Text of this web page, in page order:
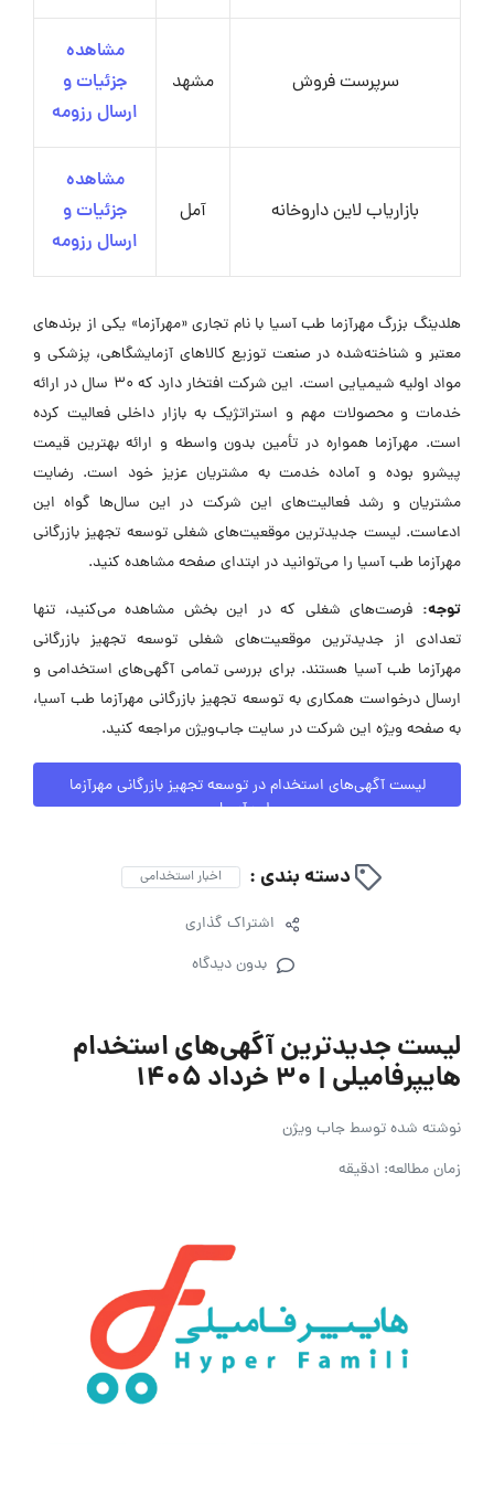
سرپرست فروش مشهد
مشاهده
جزئیات و
ارسال رزومه
بازاریاب لاین داروخانه آمل
مشاهده
جزئیات و
ارسال رزومه
هلدینگ بزرگ مهرآزما طب آسیا با نام تجاری «مهرآزما» یکی از برندهای
معتبر و شناخته‌شده در صنعت توزیع کالاهای آزمایشگاهی، پزشکی و
مواد اولیه شیمیایی است. این شرکت افتخار دارد که ۳۰ سال در ارائه
خدمات و محصولات مهم و استراتژیک به بازار داخلی فعالیت کرده
است. مهرآزما همواره در تأمین بدون واسطه و ارائه بهترین قیمت
پیشرو بوده و آماده خدمت به مشتریان عزیز خود است. رضایت
مشتریان و رشد فعالیت‌های این شرکت در این سال‌ها گواه این
ادعاست. لیست جدیدترین موقعیت‌های شغلی توسعه تجهیز بازرگانی
مهرآزما طب آسیا را می‌توانید در ابتدای صفحه مشاهده کنید.
توجه: فرصت‌های شغلی که در این بخش مشاهده می‌کنید، تنها
تعدادی از جدیدترین موقعیت‌های شغلی توسعه تجهیز بازرگانی
مهرآزما طب آسیا هستند. برای بررسی تمامی آگهی‌های استخدامی و
ارسال درخواست همکاری به توسعه تجهیز بازرگانی مهرآزما طب آسیا،
به صفحه ویژه این شرکت در سایت جاب‌ویژن مراجعه کنید.
لیست آگهی‌های استخدام در توسعه تجهیز بازرگانی مهرآزما
طب آسیا
دسته بندی : اخبار استخدامی
اشتراک گذاری
بدون دیدگاه
لیست جدیدترین آگهی‌های استخدام
هایپرفامیلی | ۳۰ خرداد ۱۴۰۵
نوشته شده توسطجاب ویژن
زمان مطالعه: 1دقیقه